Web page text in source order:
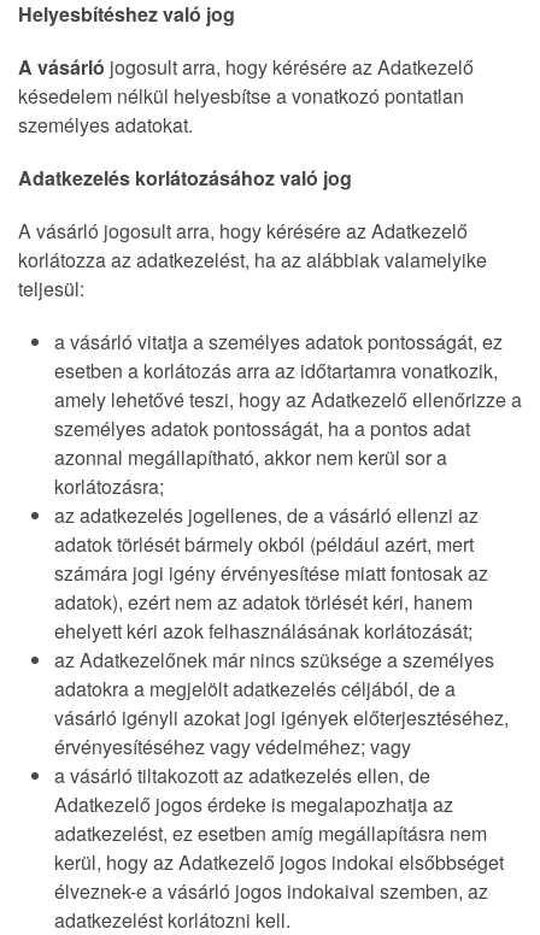
Helyesbítéshez való jog
A vásárló jogosult arra, hogy kérésére az Adatkezelő
késedelem nélkül helyesbítse a vonatkozó pontatlan
személyes adatokat.
Adatkezelés korlátozásához való jog
A vásárló jogosult arra, hogy kérésére az Adatkezelő
korlátozza az adatkezelést, ha az alábbiak valamelyike
teljesül:
a vásárló vitatja a személyes adatok pontosságát, ez
esetben a korlátozás arra az időtartamra vonatkozik,
amely lehetővé teszi, hogy az Adatkezelő ellenőrizze a
személyes adatok pontosságát, ha a pontos adat
azonnal megállapítható, akkor nem kerül sor a
korlátozásra;
az adatkezelés jogellenes, de a vásárló ellenzi az
adatok törlését bármely okból (például azért, mert
számára jogi igény érvényesítése miatt fontosak az
adatok), ezért nem az adatok törlését kéri, hanem
ehelyett kéri azok felhasználásának korlátozását;
az Adatkezelőnek már nincs szüksége a személyes
adatokra a megjelölt adatkezelés céljából, de a
vásárló igényli azokat jogi igények előterjesztéséhez,
érvényesítéséhez vagy védelméhez; vagy
a vásárló tiltakozott az adatkezelés ellen, de
Adatkezelő jogos érdeke is megalapozhatja az
adatkezelést, ez esetben amíg megállapításra nem
kerül, hogy az Adatkezelő jogos indokai elsőbbséget
élveznek-e a vásárló jogos indokaival szemben, az
adatkezelést korlátozni kell.